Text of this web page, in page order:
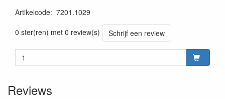
Artikelcode: 7201.1029
0 ster(ren) met 0 review(s)
Schrijf een review
Reviews